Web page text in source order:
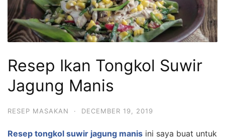
Resep Ikan Tongkol Suwir
Jagung Manis
RESEP MASAKAN · DECEMBER 19, 2019
Resep tongkol suwir jagung manis ini saya buat untuk